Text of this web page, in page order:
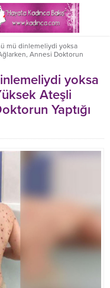
mü dinlemeliydi yoksa
Annesi Doktorun
yoksa
Ateşli
Yaptığı